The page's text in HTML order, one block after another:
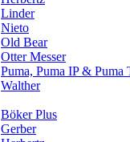
Linder
Nieto
Old Bear
Otter Messer
Puma, Puma IP & Puma
Walther
Böker Plus
Gerber